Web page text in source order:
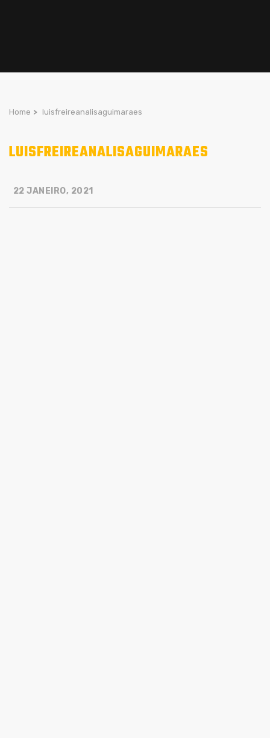
Home > luisfreireanalisaguimaraes
LUISFREIREANALISAGUIMARAES
22 JANEIRO, 2021